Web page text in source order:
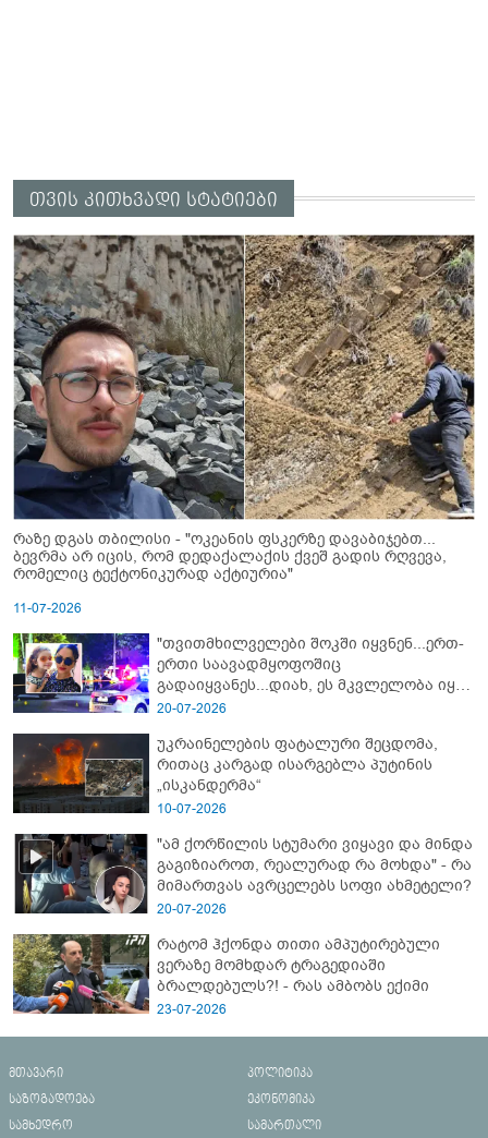
თვის კითხვადი სტატიები
რაზე დგას თბილისი - "ოკეანის ფსკერზე დავაბიჯებთ...
ბევრმა არ იცის, რომ დედაქალაქის ქვეშ გადის რღვევა,
რომელიც ტექტონიკურად აქტიურია"
11-07-2026
"თვითმხილველები შოკში იყვნენ...ერთ-
ერთი საავადმყოფოშიც
გადაიყვანეს...დიახ, ეს მკვლელობა იყო"
- გორში დატრიალებული ტრაგედიის
20-07-2026
უკრაინელების ფატალური შეცდომა,
რითაც კარგად ისარგებლა პუტინის
„ისკანდერმა“
10-07-2026
"ამ ქორწილის სტუმარი ვიყავი და მინდა
გაგიზიაროთ, რეალურად რა მოხდა" - რა
მიმართვას ავრცელებს სოფი ახმეტელი?
20-07-2026
რატომ ჰქონდა თითი ამპუტირებული
ვერაზე მომხდარ ტრაგედიაში
ბრალდებულს?! - რას ამბობს ექიმი
23-07-2026
მთავარი
პოლიტიკა
საზოგადოება
ეკონომიკა
სამხედრო
სამართალი